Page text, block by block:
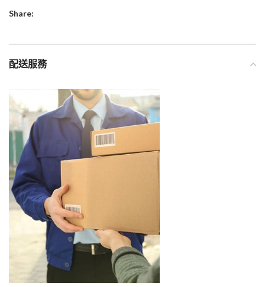
Share:
配送服務